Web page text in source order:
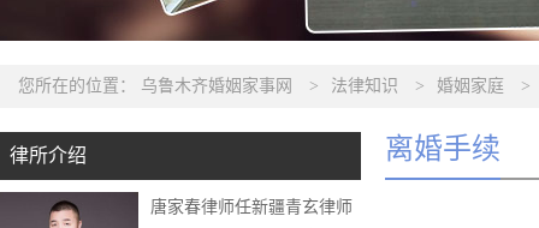
您所在的位置： 乌鲁木齐婚姻家事网 > 法律知识 > 婚姻家庭 >
律所介绍
唐家春律师任新疆青玄律师
离婚手续